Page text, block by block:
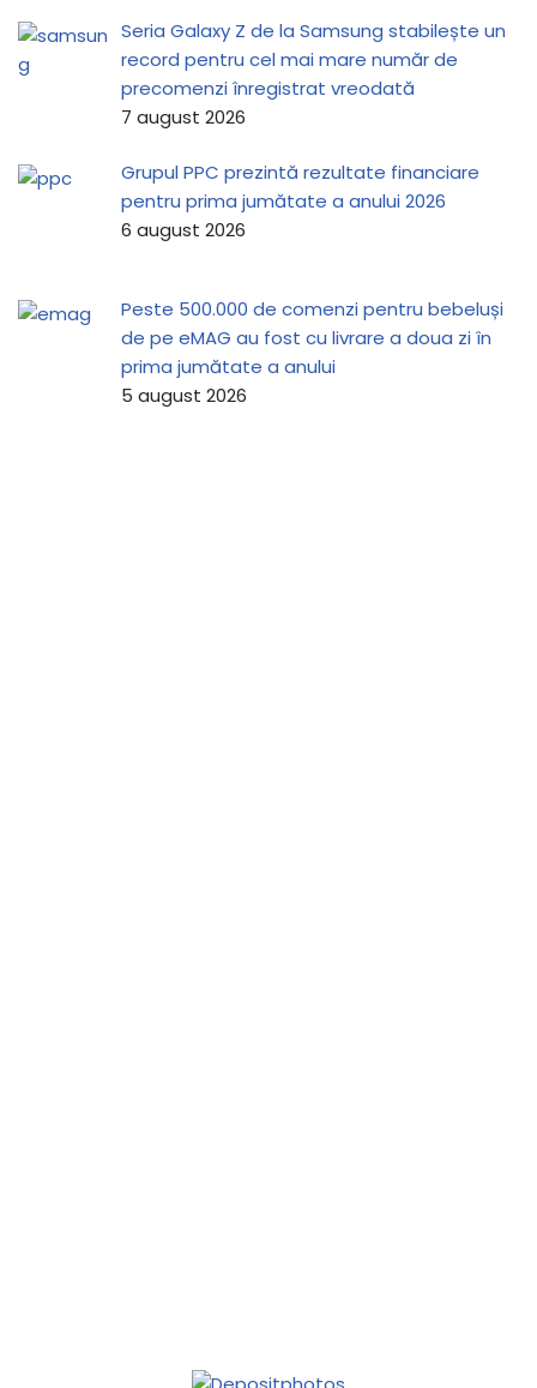
Seria Galaxy Z de la Samsung stabilește un
record pentru cel mai mare număr de
precomenzi înregistrat vreodată
7 august 2026
Grupul PPC prezintă rezultate financiare
pentru prima jumătate a anului 2026
6 august 2026
Peste 500.000 de comenzi pentru bebeluși
de pe eMAG au fost cu livrare a doua zi în
prima jumătate a anului
5 august 2026